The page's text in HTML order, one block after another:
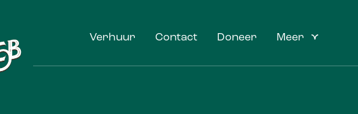
Verhuur Contact Doneer Meer